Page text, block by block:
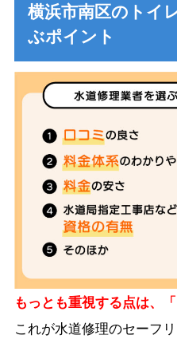
横浜市南区のトイ
ぶポイント
もっとも重視する点は、
これが水道修理のセーフ